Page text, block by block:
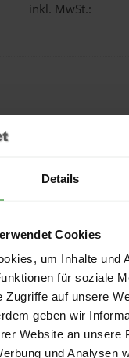
Details
Cookies
um Inhalte und
für soziale
Zugriffe auf unsere
geben wir
Website an unsere
und Analysen
inkl. MwSt.:
lose Ware Sackware
Januar
2026
für